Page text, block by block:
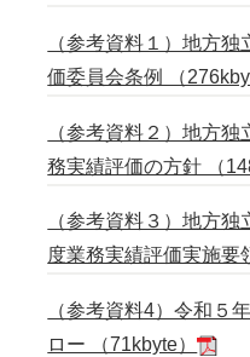
（参考資料１）地方
価委員会条例 （
（参考資料２）地方
務実績評価の方針 （
（参考資料３）地方
度業務実績評価実施要
（参考資料4）令和５
ロー （71kbyte）